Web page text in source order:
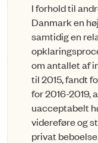
I forhold til
Danmark en
samtidig en
om antallet af
til 2015, fandt
for 2016-2019,
uacceptabelt
videreføre og
privat